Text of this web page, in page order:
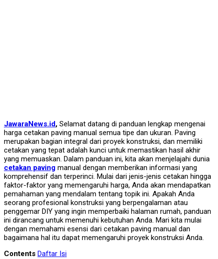
JawaraNews.id, Selamat datang di panduan lengkap mengenai
harga cetakan paving manual semua tipe dan ukuran. Paving
merupakan bagian integral dari proyek konstruksi, dan memiliki
cetakan yang tepat adalah kunci untuk memastikan hasil akhir
yang memuaskan. Dalam panduan ini, kita akan menjelajahi dunia
cetakan paving manual dengan memberikan informasi yang
komprehensif dan terperinci. Mulai dari jenis-jenis cetakan hingga
faktor-faktor yang memengaruhi harga, Anda akan mendapatkan
pemahaman yang mendalam tentang topik ini. Apakah Anda
seorang profesional konstruksi yang berpengalaman atau
penggemar DIY yang ingin memperbaiki halaman rumah, panduan
ini dirancang untuk memenuhi kebutuhan Anda. Mari kita mulai
dengan memahami esensi dari cetakan paving manual dan
bagaimana hal itu dapat memengaruhi proyek konstruksi Anda.
Contents Daftar Isi